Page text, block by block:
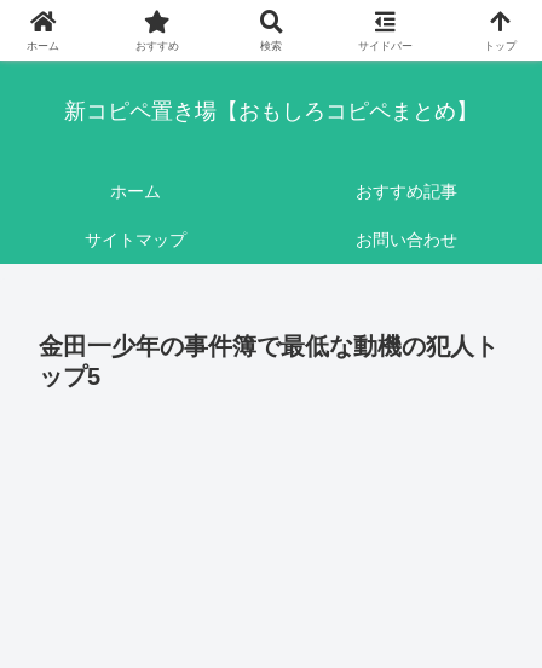
このブログはリンクフリーです。ここに書かれている内容は基本的にフィクシ
ョンです。
新コピペ置き場【おもしろコピペまとめ】
ホーム おすすめ記事
サイトマップ お問い合わせ
金田一少年の事件簿で最低な動機の犯人ト
ップ5
ホーム おすすめ 検索 サイドバー トップ